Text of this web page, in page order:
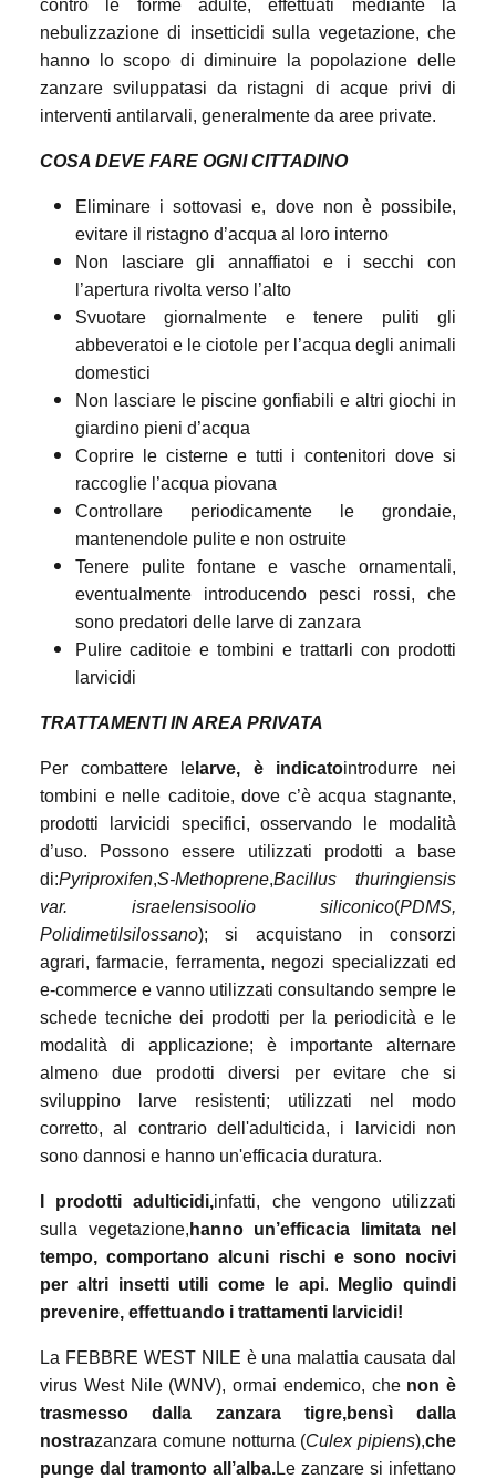
contro le forme adulte, effettuati mediante la
nebulizzazione di insetticidi sulla vegetazione, che
hanno lo scopo di diminuire la popolazione delle
zanzare sviluppatasi da ristagni di acque privi di
interventi antilarvali, generalmente da aree private.
COSA DEVE FARE OGNI CITTADINO
Eliminare i sottovasi e, dove non è possibile,
evitare il ristagno d’acqua al loro interno
Non lasciare gli annaffiatoi e i secchi con
l’apertura rivolta verso l’alto
Svuotare giornalmente e tenere puliti gli
abbeveratoi e le ciotole per l’acqua degli animali
domestici
Non lasciare le piscine gonfiabili e altri giochi in
giardino pieni d’acqua
Coprire le cisterne e tutti i contenitori dove si
raccoglie l’acqua piovana
Controllare periodicamente le grondaie,
mantenendole pulite e non ostruite
Tenere pulite fontane e vasche ornamentali,
eventualmente introducendo pesci rossi, che
sono predatori delle larve di zanzara
Pulire caditoie e tombini e trattarli con prodotti
larvicidi
TRATTAMENTI IN AREA PRIVATA
Per combattere le larve, è indicatointrodurre nei
tombini e nelle caditoie, dove c’è acqua stagnante,
prodotti larvicidi specifici, osservando le modalità
d’uso. Possono essere utilizzati prodotti a base
di:Pyriproxifen,S-Methoprene,Bacillus thuringiensis
var. israelensisoolio siliconico(PDMS,
Polidimetilsilossano); si acquistano in consorzi
agrari, farmacie, ferramenta, negozi specializzati ed
e-commerce e vanno utilizzati consultando sempre le
schede tecniche dei prodotti per la periodicità e le
modalità di applicazione; è importante alternare
almeno due prodotti diversi per evitare che si
sviluppino larve resistenti; utilizzati nel modo
corretto, al contrario dell'adulticida, i larvicidi non
sono dannosi e hanno un'efficacia duratura.
I prodotti adulticidi,infatti, che vengono utilizzati
sulla vegetazione, hanno un’efficacia limitata nel
tempo, comportano alcuni rischi e sono nocivi
per altri insetti utili come le api. Meglio quindi
prevenire, effettuando i trattamenti larvicidi!
La FEBBRE WEST NILE è una malattia causata dal
virus West Nile (WNV), ormai endemico, che non è
trasmesso dalla zanzara tigre,bensì dalla
nostrazanzara comune notturna (Culex pipiens),che
punge dal tramonto all’alba.Le zanzare si infettano